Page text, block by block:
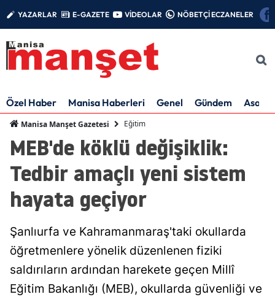
YAZARLAR E-GAZETE VİDEOLAR NÖBETÇİ ECZANELER
Özel Haber Manisa Haberleri Genel Gündem Asayiş
Manisa Manşet Gazetesi Eğitim
MEB'de köklü değişiklik:
Tedbir amaçlı yeni sistem
hayata geçiyor
Şanlıurfa ve Kahramanmaraş'taki okullarda
öğretmenlere yönelik düzenlenen fiziki
saldırıların ardından harekete geçen Millî
Eğitim Bakanlığı (MEB), okullarda güvenliği ve